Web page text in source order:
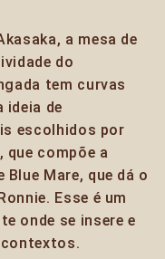
a mesa de
do
tem curvas
ideia de
escolhidos por
compõe a
Mare, que dá o
Esse é um
onde se insere e
contextos.